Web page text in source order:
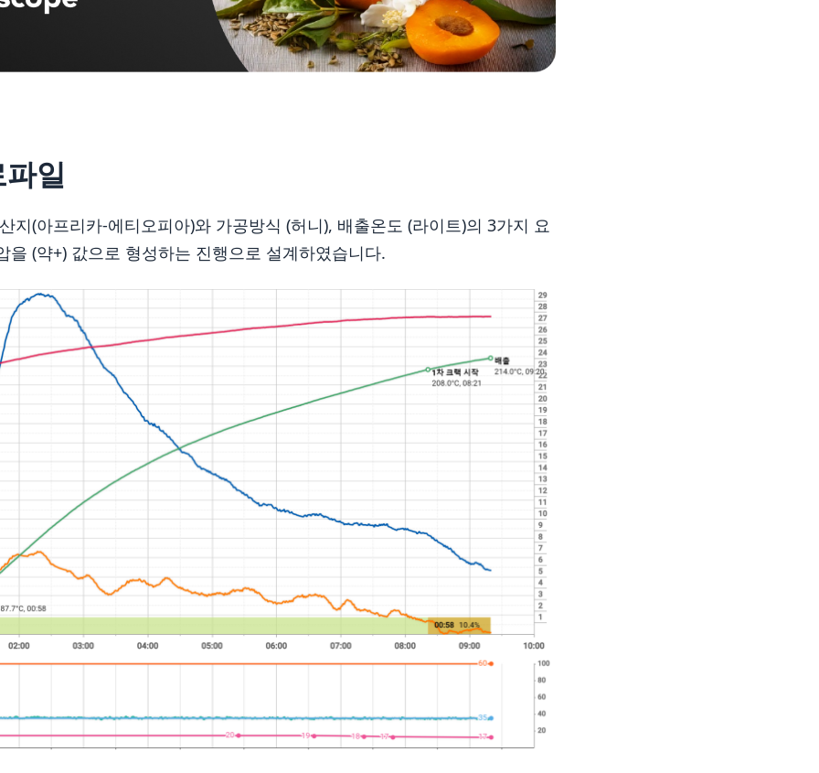
일
지(아프리카-에티오피아)와 가공방식 (허니), 배출온도 (라이트)의 3가지 요
을 (약+) 값으로 형성하는 진행으로 설계하였습니다.